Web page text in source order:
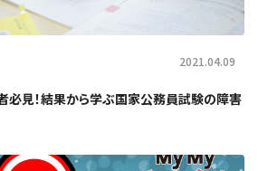
2021.04.09
見！結果から学ぶ国家公務員試験の障害